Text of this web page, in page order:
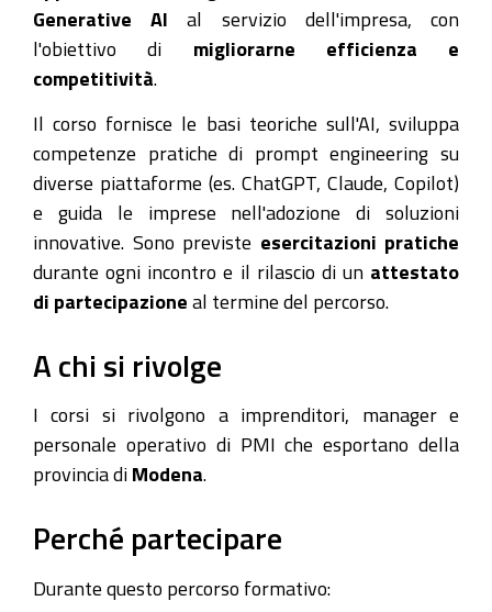
Generative AI al servizio dell'impresa, con
l'obiettivo di migliorarne efficienza e
competitività
Il corso fornisce le basi teoriche sull'AI, sviluppa
competenze pratiche di prompt engineering su
diverse piattaforme (es. ChatGPT, Claude, Copilot)
e guida le imprese nell'adozione di soluzioni
innovative. Sono previste esercitazioni pratiche
durante ogni incontro e il rilascio di un attestato
di partecipazione al termine del percorso.
A chi si rivolge
I corsi si rivolgono a imprenditori, manager e
personale operativo di PMI che esportano della
provincia di Modena
Perché partecipare
Durante questo percorso formativo: